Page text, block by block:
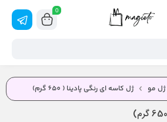
0
ژل مو ژل کاسه ای رنگی پادینا ( 650 گرم)